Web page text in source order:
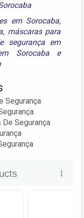
em Sorocaba,
, máscaras para
segurança em
Sorocabae
Segurança
Segurança